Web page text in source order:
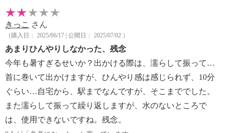
きっこ さん
（購入日： 2025/06/17 | 公開日： 2025/07/02 ）
あまりひんやりしなかった、残念
今年も暑すぎるせいか？出かける際は、濡らして振って…
首に巻いて出かけますが、ひんやり感は感じられず、10分
ぐらい…自宅から、駅までなんですが、そこまででした。
また濡らして振って繰り返しますが、水のないところで
は、使用できないですね。残念。